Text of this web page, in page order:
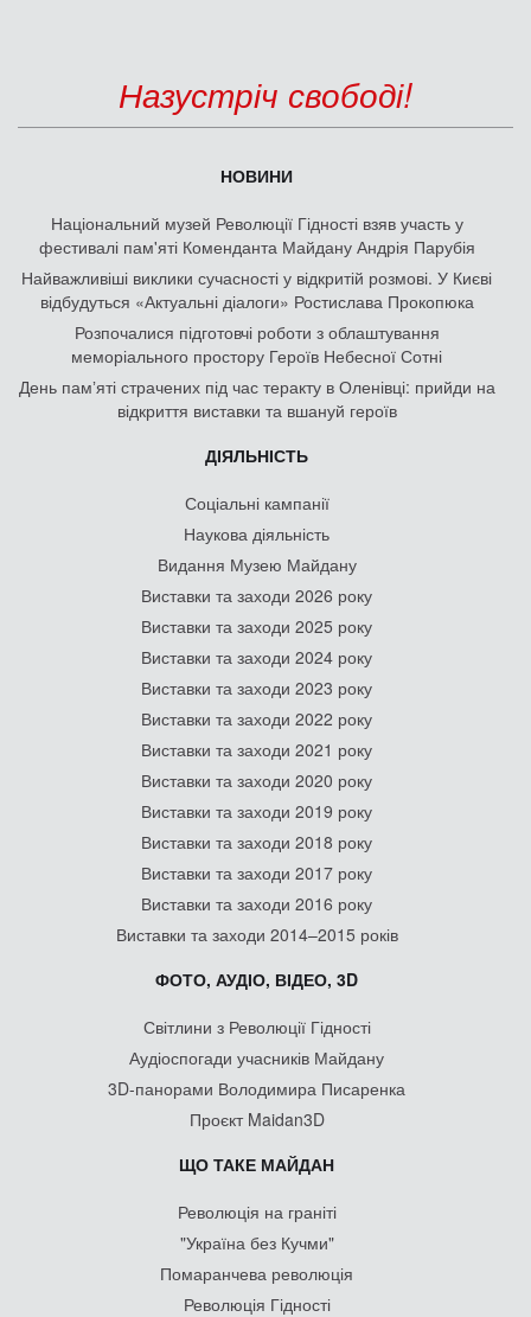
Назустріч свободі!
НОВИНИ
Національний музей Революції Гідності взяв участь у
фестивалі пам'яті Коменданта Майдану Андрія Парубія
Найважливіші виклики сучасності у відкритій розмові. У Києві
відбудуться «Актуальні діалоги» Ростислава Прокопюка
Розпочалися підготовчі роботи з облаштування
меморіального простору Героїв Небесної Сотні
День памʼяті страчених під час теракту в Оленівці: прийди на
відкриття виставки та вшануй героїв
ДІЯЛЬНІСТЬ
Соціальні кампанії
Наукова діяльність
Видання Музею Майдану
Виставки та заходи 2026 року
Виставки та заходи 2025 року
Виставки та заходи 2024 року
Виставки та заходи 2023 року
Виставки та заходи 2022 року
Виставки та заходи 2021 року
Виставки та заходи 2020 року
Виставки та заходи 2019 року
Виставки та заходи 2018 року
Виставки та заходи 2017 року
Виставки та заходи 2016 року
Виставки та заходи 2014–2015 років
ФОТО, АУДІО, ВІДЕО, 3D
Світлини з Революції Гідності
Аудіоспогади учасників Майдану
3D-панорами Володимира Писаренка
Проєкт Maidan3D
ЩО ТАКЕ МАЙДАН
Революція на граніті
"Україна без Кучми"
Помаранчева революція
Революція Гідності